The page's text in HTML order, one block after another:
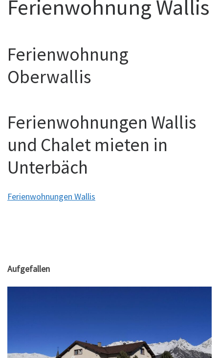
Ferienwohnung Wallis
Ferienwohnung
Oberwallis
Ferienwohnungen Wallis
und Chalet mieten in
Unterbäch
Ferienwohnungen Wallis
Aufgefallen